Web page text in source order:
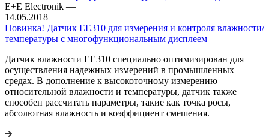
E+E Electronik —
14.05.2018
Новинка! Датчик EE310 для измерения и контроля влажности/
температуры с многофункциональным дисплеем
Датчик влажности EE310 специально оптимизирован для
осуществления надежных измерений в промышленных
средах. В дополнение к высокоточному измерению
относительной влажности и температуры, датчик также
способен рассчитать параметры, такие как точка росы,
абсолютная влажность и коэффициент смешения.